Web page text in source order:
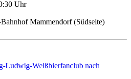
Uhr
Mammendorf (Südseite)
Ludwig-Weißbierfanclub nach